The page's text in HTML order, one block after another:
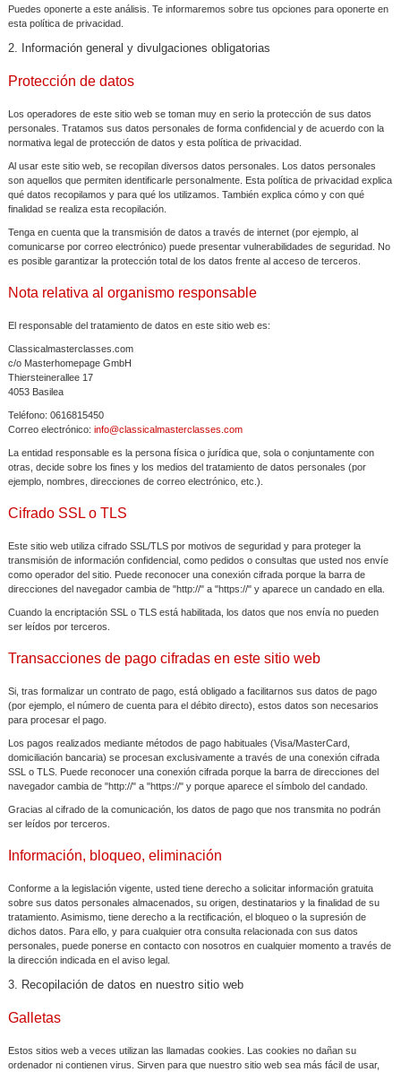
Puedes oponerte a este análisis. Te informaremos sobre tus opciones para oponerte en
esta política de privacidad.
2. Información general y divulgaciones obligatorias
Protección de datos
Los operadores de este sitio web se toman muy en serio la protección de sus datos
personales. Tratamos sus datos personales de forma confidencial y de acuerdo con la
normativa legal de protección de datos y esta política de privacidad.
Al usar este sitio web, se recopilan diversos datos personales. Los datos personales
son aquellos que permiten identificarle personalmente. Esta política de privacidad explica
qué datos recopilamos y para qué los utilizamos. También explica cómo y con qué
finalidad se realiza esta recopilación.
Tenga en cuenta que la transmisión de datos a través de internet (por ejemplo, al
comunicarse por correo electrónico) puede presentar vulnerabilidades de seguridad. No
es posible garantizar la protección total de los datos frente al acceso de terceros.
Nota relativa al organismo responsable
El responsable del tratamiento de datos en este sitio web es:
Classicalmasterclasses.com
c/o Masterhomepage GmbH
Thiersteinerallee 17
4053 Basilea
Teléfono: 0616815450
Correo electrónico: info@classicalmasterclasses.com
La entidad responsable es la persona física o jurídica que, sola o conjuntamente con
otras, decide sobre los fines y los medios del tratamiento de datos personales (por
ejemplo, nombres, direcciones de correo electrónico, etc.).
Cifrado SSL o TLS
Este sitio web utiliza cifrado SSL/TLS por motivos de seguridad y para proteger la
transmisión de información confidencial, como pedidos o consultas que usted nos envíe
como operador del sitio. Puede reconocer una conexión cifrada porque la barra de
direcciones del navegador cambia de "http://" a "https://" y aparece un candado en ella.
Cuando la encriptación SSL o TLS está habilitada, los datos que nos envía no pueden
ser leídos por terceros.
Transacciones de pago cifradas en este sitio web
Si, tras formalizar un contrato de pago, está obligado a facilitarnos sus datos de pago
(por ejemplo, el número de cuenta para el débito directo), estos datos son necesarios
para procesar el pago.
Los pagos realizados mediante métodos de pago habituales (Visa/MasterCard,
domiciliación bancaria) se procesan exclusivamente a través de una conexión cifrada
SSL o TLS. Puede reconocer una conexión cifrada porque la barra de direcciones del
navegador cambia de "http://" a "https://" y porque aparece el símbolo del candado.
Gracias al cifrado de la comunicación, los datos de pago que nos transmita no podrán
ser leídos por terceros.
Información, bloqueo, eliminación
Conforme a la legislación vigente, usted tiene derecho a solicitar información gratuita
sobre sus datos personales almacenados, su origen, destinatarios y la finalidad de su
tratamiento. Asimismo, tiene derecho a la rectificación, el bloqueo o la supresión de
dichos datos. Para ello, y para cualquier otra consulta relacionada con sus datos
personales, puede ponerse en contacto con nosotros en cualquier momento a través de
la dirección indicada en el aviso legal.
3. Recopilación de datos en nuestro sitio web
Galletas
Estos sitios web a veces utilizan las llamadas cookies. Las cookies no dañan su
ordenador ni contienen virus. Sirven para que nuestro sitio web sea más fácil de usar,